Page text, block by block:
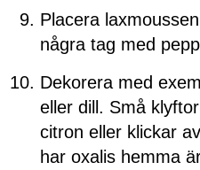
Placera
några tag med
Dekorera med
eller dill. Små
citron eller klickar
har oxalis hemma